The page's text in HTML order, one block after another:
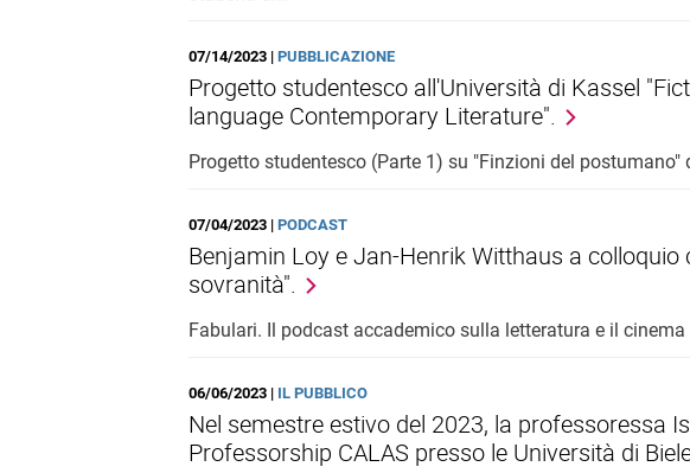
07/14/2023 |PUBBLICAZIONE
Progetto studentesco all'Università di Kassel
language Contemporary Literature".
Progetto studentesco (Parte 1) su "Finzioni del
07/04/2023 |PODCAST
Benjamin Loy e Jan-Henrik Witthaus a
sovranità".
Fabulari. Il podcast accademico sulla letteratura e il
06/06/2023 | IL PUBBLICO
Nel semestre estivo del 2023, la professoressa
Professorship CALAS presso le Università di